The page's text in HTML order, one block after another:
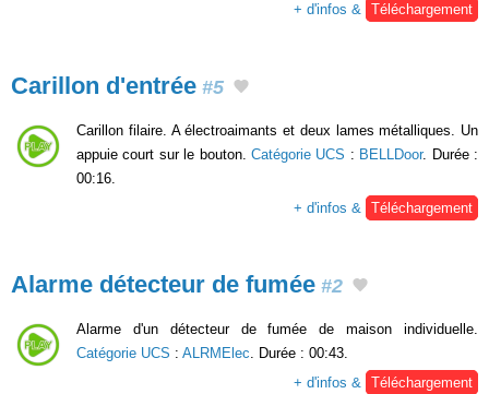
+ d'infos & Téléchargement
Carillon d'entrée #5
Carillon filaire. A électroaimants et deux lames métalliques. Un
appuie court sur le bouton. Catégorie UCS : BELLDoor. Durée :
00:16.
+ d'infos &
Téléchargement
Alarme détecteur de fumée #2
Alarme d'un détecteur de fumée de maison individuelle.
Catégorie UCS : ALRMElec . Durée : 00:43.
+ d'infos &
Téléchargement